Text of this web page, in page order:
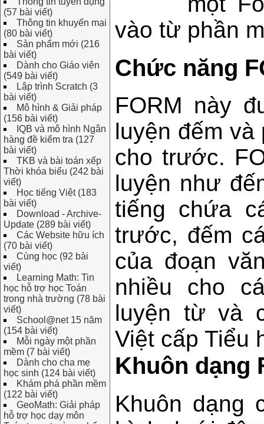
(57 bài viết)
Thông tin khuyến mại
(80 bài viết)
Sản phẩm mới (216
bài viết)
Dành cho Giáo viên
(549 bài viết)
Lập trình Scratch (3
bài viết)
Mô hình & Giải pháp
(156 bài viết)
IQB và mô hình Ngân
hàng đề kiểm tra (127
bài viết)
TKB và bài toán xếp
Thời khóa biểu (242 bài
viết)
Học tiếng Việt (183
bài viết)
Download - Archive-
Update (289 bài viết)
Các Website hữu ích
(70 bài viết)
Cùng học (92 bài
viết)
Learning Math: Tin
học hỗ trợ học Toán
trong nhà trường (78 bài
viết)
School@net 15 năm
(154 bài viết)
Mỗi ngày một phần
mềm (7 bài viết)
Dành cho cha mẹ
học sinh (124 bài viết)
Khám phá phần mềm
(122 bài viết)
GeoMath: Giải pháp
hỗ trợ học dạy môn
vào từ phần
Chức năng
FORM này
luyện đếm
cho trước.
luyện như
tiếng chứa
trước, đếm
của đoạn
nhiều cho
luyện từ và
Việt cấp Tiểu
Khuôn dạng
Khuôn dạng